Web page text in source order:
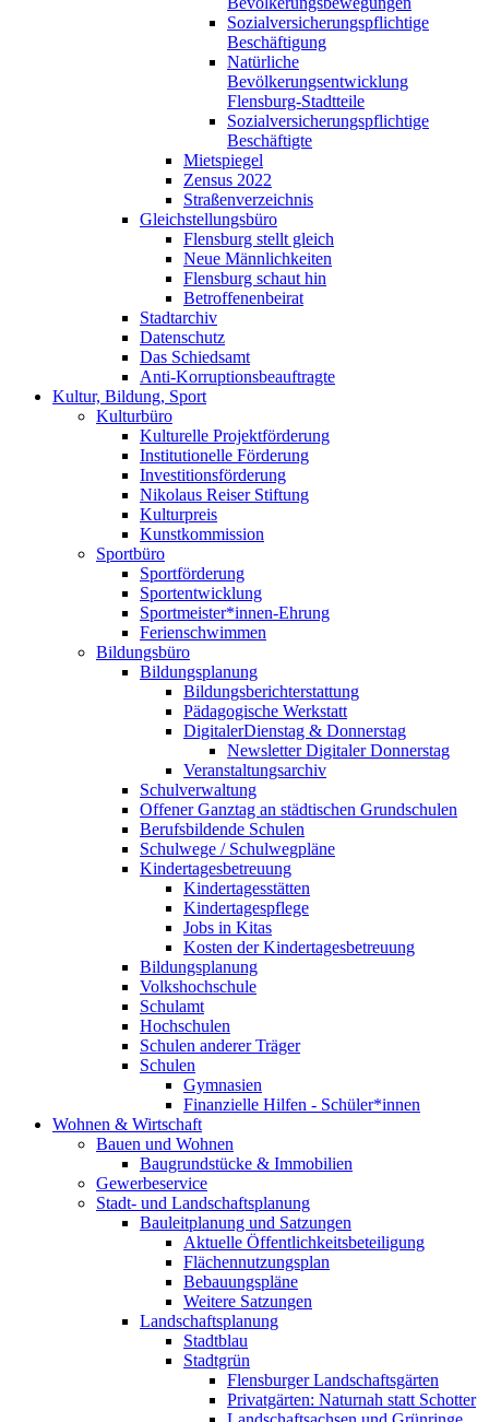
Sozialversicherungspflichtige
Beschäftigung
Natürliche
Bevölkerungsentwicklung
Flensburg-Stadtteile
Sozialversicherungspflichtige
Beschäftigte
Mietspiegel
Zensus 2022
Straßenverzeichnis
Gleichstellungsbüro
Flensburg stellt gleich
Neue Männlichkeiten
Flensburg schaut hin
Betroffenenbeirat
Stadtarchiv
Datenschutz
Das Schiedsamt
Anti-Korruptionsbeauftragte
Kultur, Bildung, Sport
Kulturbüro
Kulturelle Projektförderung
Institutionelle Förderung
Investitionsförderung
Nikolaus Reiser Stiftung
Kulturpreis
Kunstkommission
Sportbüro
Sportförderung
Sportentwicklung
Sportmeister*innen-Ehrung
Ferienschwimmen
Bildungsbüro
Bildungsplanung
Bildungsberichterstattung
Pädagogische Werkstatt
DigitalerDienstag & Donnerstag
Newsletter Digitaler Donnerstag
Veranstaltungsarchiv
Schulverwaltung
Offener Ganztag an städtischen Grundschulen
Berufsbildende Schulen
Schulwege / Schulwegpläne
Kindertagesbetreuung
Kindertagesstätten
Kindertagespflege
Jobs in Kitas
Kosten der Kindertagesbetreuung
Bildungsplanung
Volkshochschule
Schulamt
Hochschulen
Schulen anderer Träger
Schulen
Gymnasien
Finanzielle Hilfen - Schüler*innen
Wohnen & Wirtschaft
Bauen und Wohnen
Baugrundstücke & Immobilien
Gewerbeservice
Stadt- und Landschaftsplanung
Bauleitplanung und Satzungen
Aktuelle Öffentlichkeitsbeteiligung
Flächennutzungsplan
Bebauungspläne
Weitere Satzungen
Landschaftsplanung
Stadtblau
Stadtgrün
Flensburger Landschaftsgärten
Privatgärten: Naturnah statt Schotter